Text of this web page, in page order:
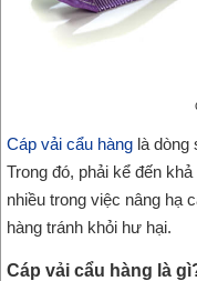
Cáp vải cẩu hàng là dòng
Trong đó, phải kể đến
nhiều trong việc nâng hạ
hàng tránh khỏi hư hại.
Cáp vải cẩu hàng là